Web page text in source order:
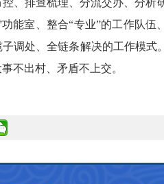
、排查梳理、分流交办、分
能室、整合“专业”的工作队
调处、全链条解决的工作模式
不出村、矛盾不上交。